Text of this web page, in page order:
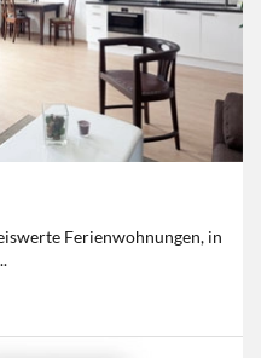
Ferienwohnungen, in